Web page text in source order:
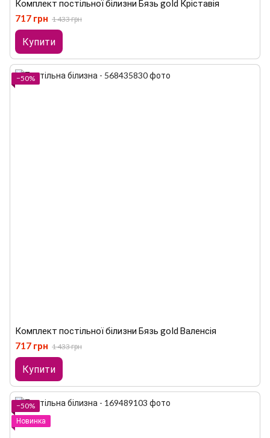
Комплект постільної білизни Бязь gold Кріставія
717 грн 1 433 грн
Купити
−50%
Комплект постільної білизни Бязь gold Валенсія
717 грн 1 433 грн
Купити
−50%
Новинка